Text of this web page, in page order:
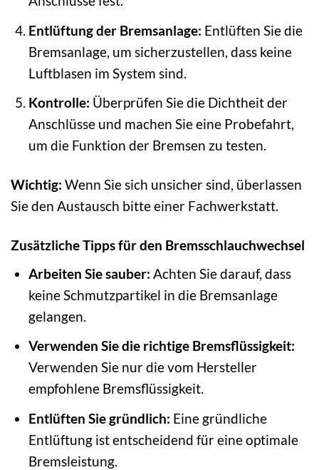
Entlüftung der Bremsanlage: Entlüften Sie die
Bremsanlage, um sicherzustellen, dass keine
Luftblasen im System sind.
Kontrolle: Überprüfen Sie die Dichtheit der
Anschlüsse und machen Sie eine Probefahrt,
um die Funktion der Bremsen zu testen.
Wichtig: Wenn Sie sich unsicher sind, überlassen
Sie den Austausch bitte einer Fachwerkstatt.
Zusätzliche Tipps für den Bremsschlauchwechsel
Arbeiten Sie sauber: Achten Sie darauf, dass
keine Schmutzpartikel in die Bremsanlage
gelangen.
Verwenden Sie die richtige Bremsflüssigkeit:
Verwenden Sie nur die vom Hersteller
empfohlene Bremsflüssigkeit.
Entlüften Sie gründlich: Eine gründliche
Entlüftung ist entscheidend für eine optimale
Bremsleistung.